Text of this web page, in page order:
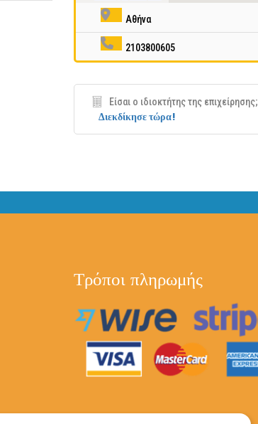
Αθήνα
2103800605
Είσαι ο ιδιοκτήτης της επιχείρησης;
Διεκδίκησε τώρα!
Τρόποι πληρωμής